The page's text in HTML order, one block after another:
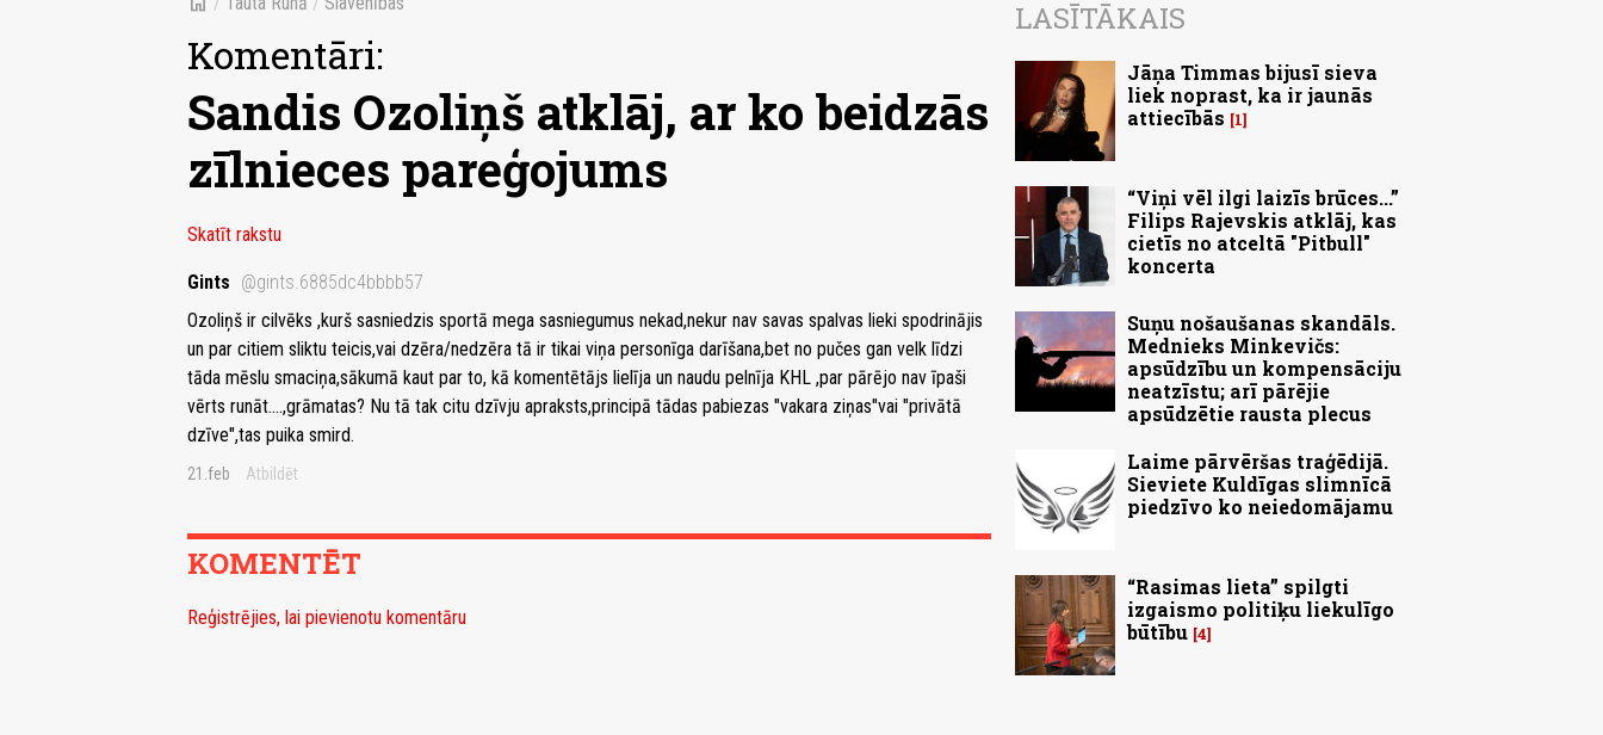
Komentāri:
Sandis Ozoliņš atklāj, ar ko beidzās
zīlnieces pareģojums
Skatīt rakstu
Gints @gints.6885dc4bbbb57
Ozoliņš ir cilvēks ,kurš sasniedzis sportā mega sasniegumus nekad,nekur nav savas spalvas lieki spodrinājis
un par citiem sliktu teicis,vai dzēra/nedzēra tā ir tikai viņa personīga darīšana,bet no pučes gan velk līdzi
tāda mēslu smaciņa,sākumā kaut par to, kā komentētājs lielīja un naudu pelnīja KHL ,par pārējo nav īpaši
vērts runāt....,grāmatas? Nu tā tak citu dzīvju apraksts,principā tādas pabiezas "vakara ziņas"vai "privātā
dzīve",tas puika smird.
21.feb Atbildēt
KOMENTĒT
Reģistrējies, lai pievienotu komentāru
LASĪTĀKAIS
Jāņa Timmas bijusī sieva
liek noprast, ka ir jaunās
attiecībās
1
“Viņi vēl ilgi laizīs brūces...”
Filips Rajevskis atklāj, kas
cietīs no atceltā "Pitbull"
koncerta
Suņu nošaušanas skandāls.
Mednieks Minkevičs:
apsūdzību un kompensāciju
neatzīstu; arī pārējie
apsūdzētie rausta plecus
Laime pārvēršas traģēdijā.
Sieviete Kuldīgas slimnīcā
piedzīvo ko neiedomājamu
“Rasimas lieta” spilgti
izgaismo politiķu liekulīgo
būtību 4